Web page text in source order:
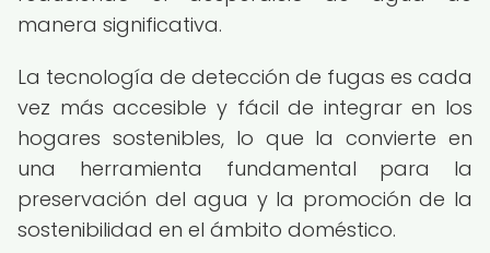
manera significativa.
La tecnología de detección de fugas es cada
vez más accesible y fácil de integrar en los
hogares sostenibles, lo que la convierte en
una herramienta fundamental para la
preservación del agua y la promoción de la
sostenibilidad en el ámbito doméstico.